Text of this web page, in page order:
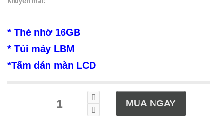
* Thẻ nhớ 16GB
* Túi máy LBM
*Tấm dán màn LCD